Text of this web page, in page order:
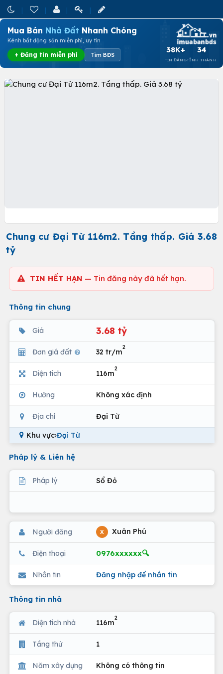
Mua Bán Nhà Đất Nhanh Chóng
Kênh bất động sản miễn phí, uy tín
+ Đăng tin miễn phí Tìm BĐS
38K+
TIN ĐĂNG
34
TỈNH THÀNH
Chung cư Đại Từ 116m2. Tầng thấp. Giá 3.68
tỷ
TIN HẾT HẠN — Tin đăng này đã hết hạn.
Thông tin chung
Giá 3.68 tỷ
Đơn giá đất 32 tr/m
2
Diện tích 116m
2
Hướng Không xác định
Địa chỉ Đại Từ
Khu vực›Đại Từ
Pháp lý & Liên hệ
Pháp lý Sổ Đỏ
Người đăng X Xuân Phú
Điện thoại 0976xxxxxx🔍
Nhắn tin Đăng nhập để nhắn tin
Thông tin nhà
Diện tích nhà 116m
2
Tầng thứ 1
Năm xây dựng Không có thông tin